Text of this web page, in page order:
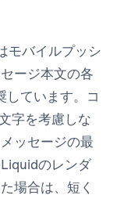
モバイルプッシ
ージ本文の各
ています。コ
字を考慮しな
ッセージの最
のレンダ
場合は、短く